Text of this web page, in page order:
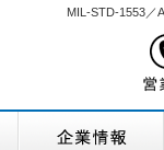
MIL-STD-1553／